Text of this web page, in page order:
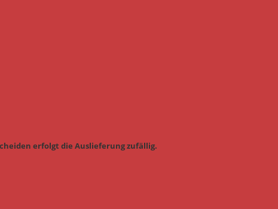
erfolgt die Auslieferung zufällig.